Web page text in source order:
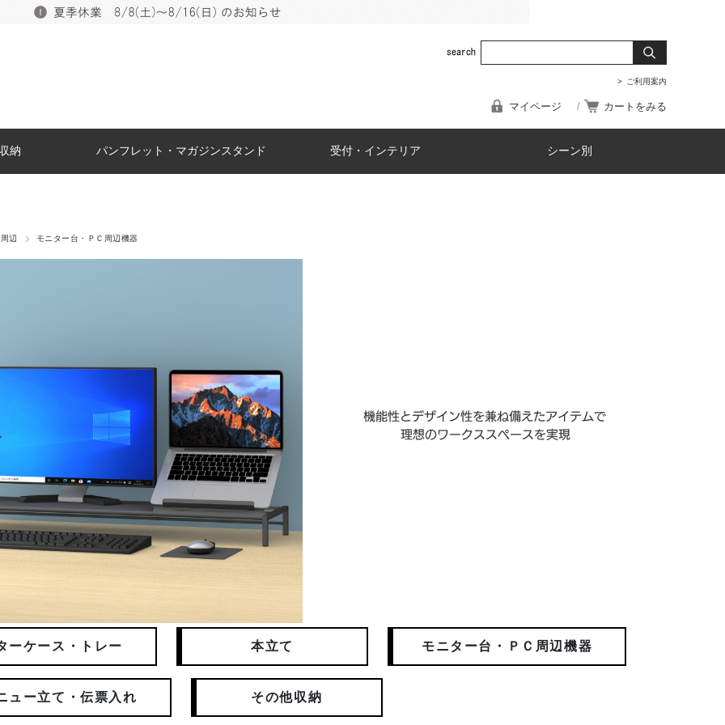
ご利用案内
マイページ カートをみる
納 パンフレット・マガジンスタンド 受付・インテリア シーン別
辺 モニター台・ＰＣ周辺機器
ーケース・トレー 本立て モニター台・ＰＣ周辺機器
ュー立て・伝票入れ その他収納